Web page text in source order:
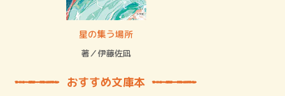
星の集う場所
著／伊藤佐凪
おすすめ文庫本